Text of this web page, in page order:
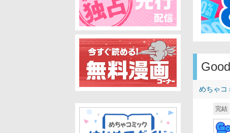
めちゃコ
完結